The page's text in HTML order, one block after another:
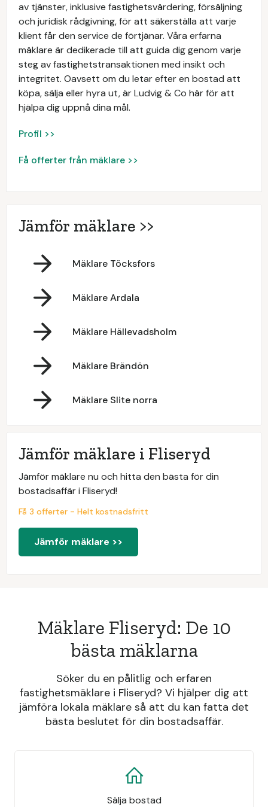
av tjänster, inklusive fastighetsvärdering, försäljning
och juridisk rådgivning, för att säkerställa att varje
klient får den service de förtjänar. Våra erfarna
mäklare är dedikerade till att guida dig genom varje
steg av fastighetstransaktionen med insikt och
integritet. Oavsett om du letar efter en bostad att
köpa, sälja eller hyra ut, är Ludvig & Co här för att
hjälpa dig uppnå dina mål.
Profil >>
Få offerter från mäklare >>
Jämför mäklare >>
Mäklare Töcksfors
Mäklare Ardala
Mäklare Hällevadsholm
Mäklare Brändön
Mäklare Slite norra
Jämför mäklare i Fliseryd
Jämför mäklare nu och hitta den bästa för din
bostadsaffär i Fliseryd!
Få 3 offerter - Helt kostnadsfritt
Jämför mäklare >>
Mäklare Fliseryd: De 10
bästa mäklarna
Söker du en pålitlig och erfaren
fastighetsmäklare i Fliseryd? Vi hjälper dig att
jämföra lokala mäklare så att du kan fatta det
bästa beslutet för din bostadsaffär.
Sälja bostad